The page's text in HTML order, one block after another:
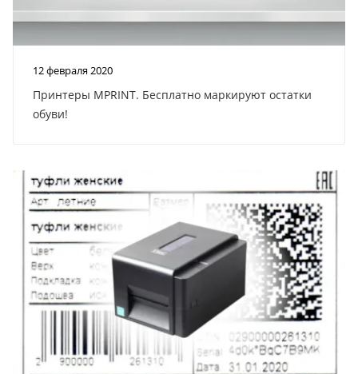
12 февраля 2020
Принтеры MPRINT. Бесплатно маркируют остатки
обуви!